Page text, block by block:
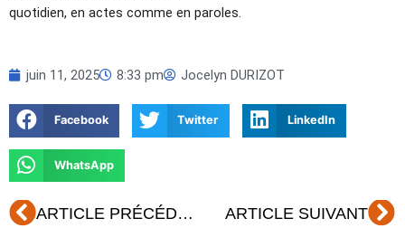
quotidien, en actes comme en paroles.
juin 11, 2025 8:33 pm Jocelyn DURIZOT
Facebook Twitter LinkedIn
WhatsApp
Précédent ARTICLE PRÉCÉDENT ARTICLE SUIVANT